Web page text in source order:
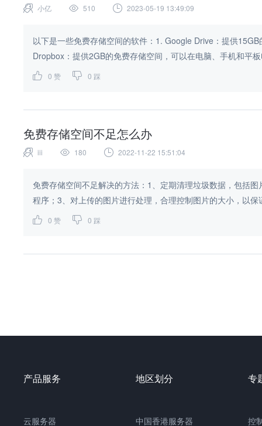
小亿 510 2023-05-19 13:49:09
以下是一些免费存储空间的软件：1. Google Drive：提供
Dropbox：提供2GB的免费存储空间，可以在电脑、手机和平
0 赞 0 踩
免费存储空间不足怎么办
iii 180 2022-11-22 15:51:04
免费存储空间不足解决的方法：1、定期清理垃圾数据，包括
程序；3、对上传的图片进行处理，合理控制图片的大小，以
0 赞 0 踩
产品服务
云服务器
地区划分
中国香港服务器
专
控